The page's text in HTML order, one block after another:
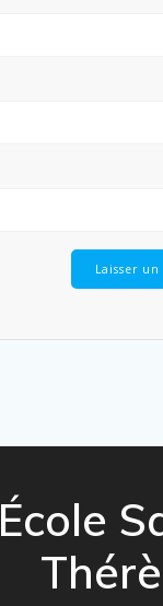
École